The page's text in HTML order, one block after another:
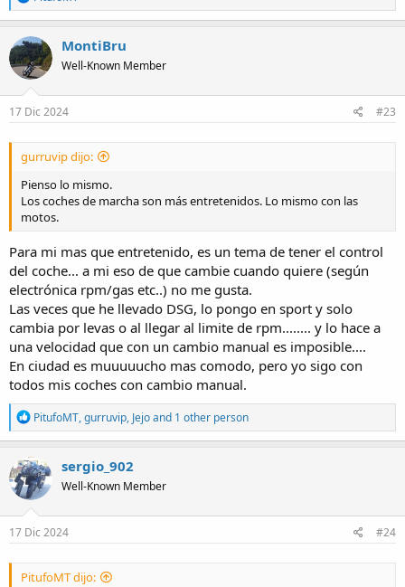
e
a
c
t
i
o
n
s
MontiBru
Well-Known Member
17 Dic 2024 #23
gurruvip dijo:
Pienso lo mismo.
Los coches de marcha son más entretenidos. Lo mismo con las
motos.
Para mi mas que entretenido, es un tema de tener el control
del coche... a mi eso de que cambie cuando quiere (según
electrónica rpm/gas etc..) no me gusta.
Las veces que he llevado DSG, lo pongo en sport y solo
cambia por levas o al llegar al limite de rpm........ y lo hace a
una velocidad que con un cambio manual es imposible....
En ciudad es muuuuucho mas comodo, pero yo sigo con
todos mis coches con cambio manual.
R
e
a
c
t
i
o
n
s
PitufoMT,gurruvip, Jejoand 1 other person
sergio_902
Well-Known Member
17 Dic 2024 #24
PitufoMT dijo: